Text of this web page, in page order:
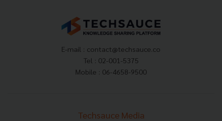
E-mail : contact@techsauce.co
Tel : 02-001-5375
Mobile : 06-4658-9500
Techsauce Media